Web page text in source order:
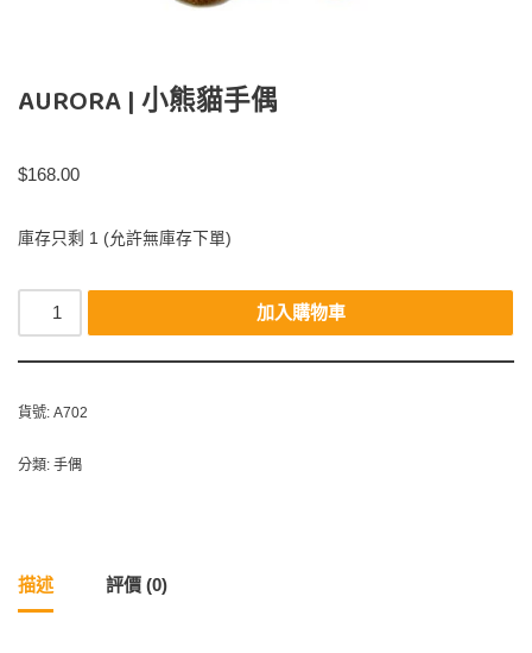
AURORA | 小熊貓手偶
$168.00
庫存只剩 1 (允許無庫存下單)
加入購物車
貨號: A702
分類: 手偶
描述 評價 (0)